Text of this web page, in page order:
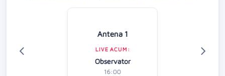
Antena 1
LIVE ACUM:
Observator
16:00